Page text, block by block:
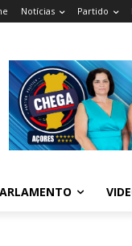
Notícias Partido